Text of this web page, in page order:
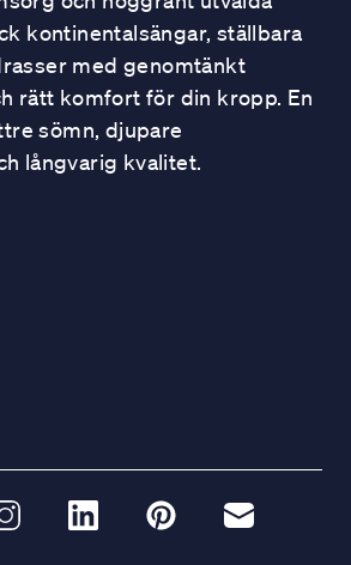
kontinentalsängar, ställbara
med genomtänkt
rätt komfort för din kropp. En
sömn, djupare
långvarig kvalitet.